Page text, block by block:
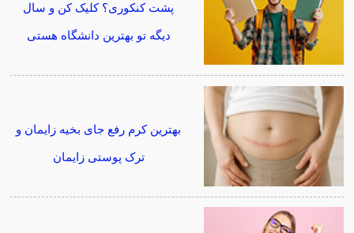
پشت کنکوری؟ کلیک کن و سال
دیگه تو بهترین دانشگاه هستی
بهترین کرم رفع جای بخیه زایمان و
ترک پوستی زایمان